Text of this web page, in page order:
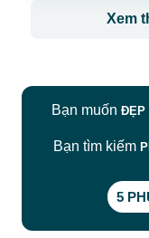
Xem
Bạn muốn ĐẸP
Bạn tìm kiếm
5